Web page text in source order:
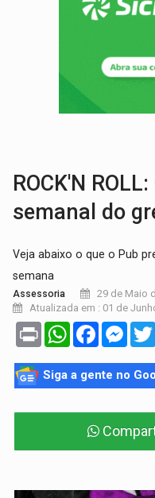
ROCK'N
semanal do
Veja abaixo o que o Pub
semana
Assessoria
29 de Maio
Atualizada em : 01 de
Print WhatsAppFacebook
Siga a gente no